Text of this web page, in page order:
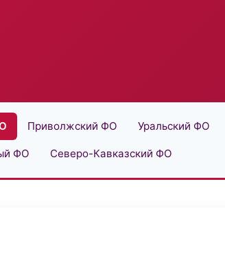
Приволжский ФО Уральский ФО
ФО Северо-Кавказский ФО